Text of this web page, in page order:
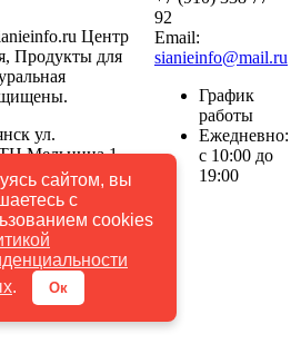
сайтом, вы
с
cookies
. Ок
Центр
Продукты для
ул.
ТЦ Мельница 1
92
Email:
sianieinfo@mail.ru
График
работы
Ежедневно:
с 10:00 до
19:00